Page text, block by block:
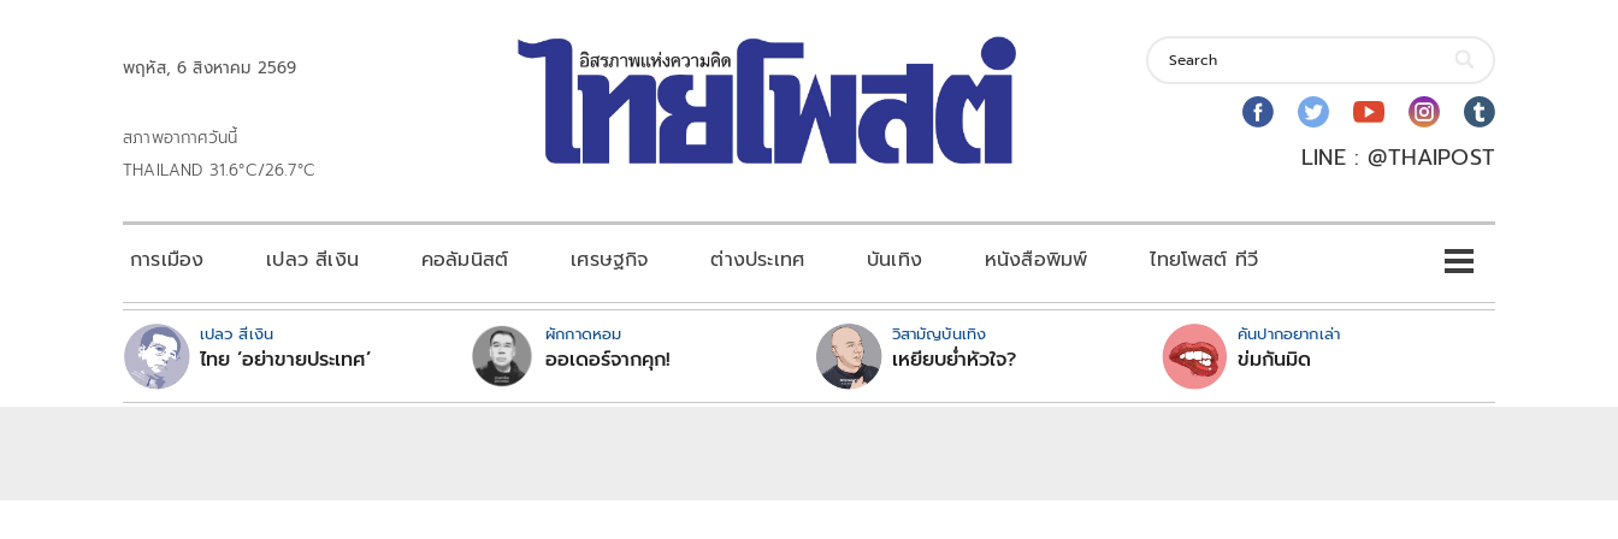
พฤหัส, 6 สิงหาคม 2569
สภาพอากาศวันนี้
THAILAND 31.6°C/26.7°C
LINE : @THAIPOST
การเมือง เปลว สีเงิน คอลัมนิสต์ เศรษฐกิจ ต่างประเทศ บันเทิง หนังสือพิมพ์ ไทยโพสต์ ทีวี
เปลว สีเงิน
ไทย ‘อย่าขายประเทศ’
ผักกาดหอม
ออเดอร์จากคุก!
วิสามัญบันเทิง
เหยียบย่ำหัวใจ?
คันปากอยากเล่า
ข่มกันมิด